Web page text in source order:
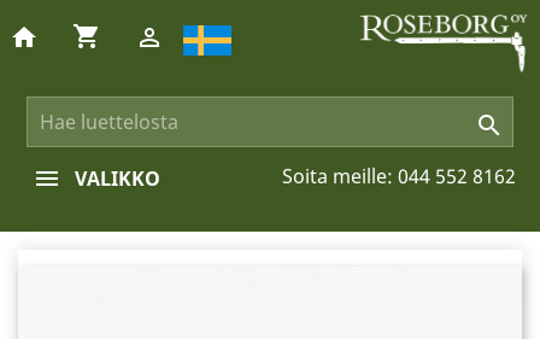

home shopping_cart 
Soita meille: 044 552 8162
VALIKKO